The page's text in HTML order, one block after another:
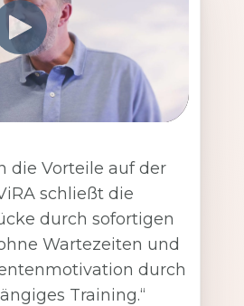
die Vorteile auf der
schließt die
durch sofortigen
Wartezeiten und
durch
Training.“